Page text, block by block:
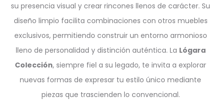
su presencia visual y crear rincones llenos de carácter. Su
diseño limpio facilita combinaciones con otros muebles
exclusivos, permitiendo construir un entorno armonioso
lleno de personalidad y distinción auténtica. La Lógara
Colección, siempre fiel a su legado, te invita a explorar
nuevas formas de expresar tu estilo único mediante
piezas que trascienden lo convencional.